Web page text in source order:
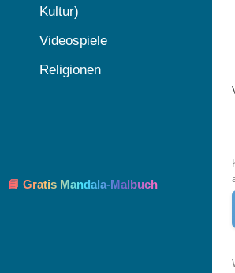
Kultur)
Videospiele
Religionen
📘 Gratis Mandala-Malbuch